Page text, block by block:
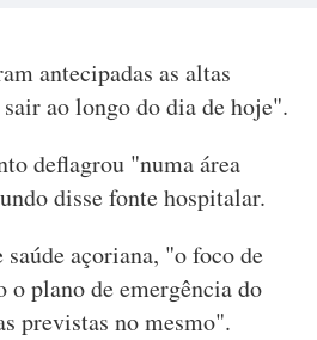
antecipadas as altas
ao longo do dia de hoje".
deflagrou "numa área
disse fonte hospitalar.
açoriana, "o foco de
plano de emergência do
previstas no mesmo".